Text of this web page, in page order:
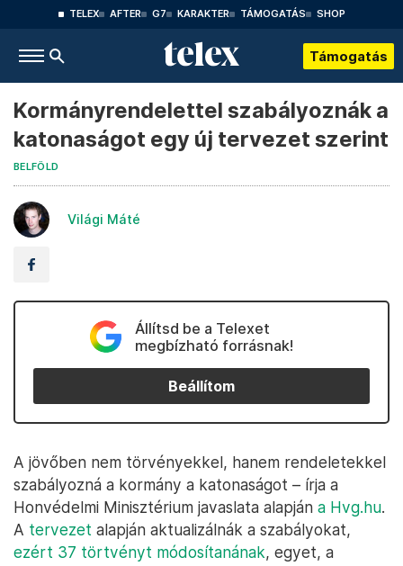
TELEX AFTER G7 KARAKTER TÁMOGATÁS SHOP
Támogatás
Kormányrendelettel szabályoznák a
katonaságot egy új tervezet szerint
BELFÖLD
Világi Máté
Állítsd be a Telexet
megbízható forrásnak!
Beállítom
A jövőben nem törvényekkel, hanem rendeletekkel
szabályozná a kormány a katonaságot – írja a
Honvédelmi Minisztérium javaslata alapján a Hvg.hu.
A tervezet alapján aktualizálnák a szabályokat,
ezért 37 törtvényt módosítanának, egyet, a